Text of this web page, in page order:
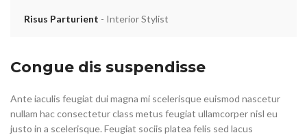
Risus Parturient Interior Stylist
Congue dis suspendisse
Ante iaculis feugiat dui magna mi scelerisque euismod nascetur
nullam hac consectetur class metus feugiat ullamcorper nisl eu
justo in a scelerisque. Feugiat sociis platea felis sed lacus